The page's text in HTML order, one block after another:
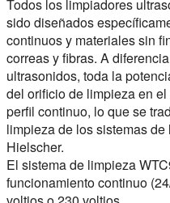
Todos los limpiadores
sido diseñados
continuos y materiales sin
correas y fibras. A
ultrasonidos, toda la
del orificio de limpieza en
perfil continuo, lo que se
limpieza de los sistemas
Hielscher.
El sistema de limpieza
funcionamiento continuo